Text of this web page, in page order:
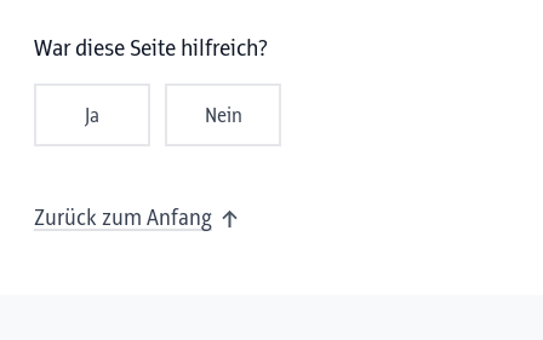
War diese Seite hilfreich?
Ja Nein
Zurück zum Anfang